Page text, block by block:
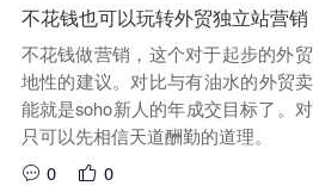
不花钱也可以玩转外贸独立站营销
不花钱做营销，这个对于起步的外
地性的建议。对比与有油水的外贸
能就是soho新人的年成交目标了。
只可以先相信天道酬勤的道理。
0
0